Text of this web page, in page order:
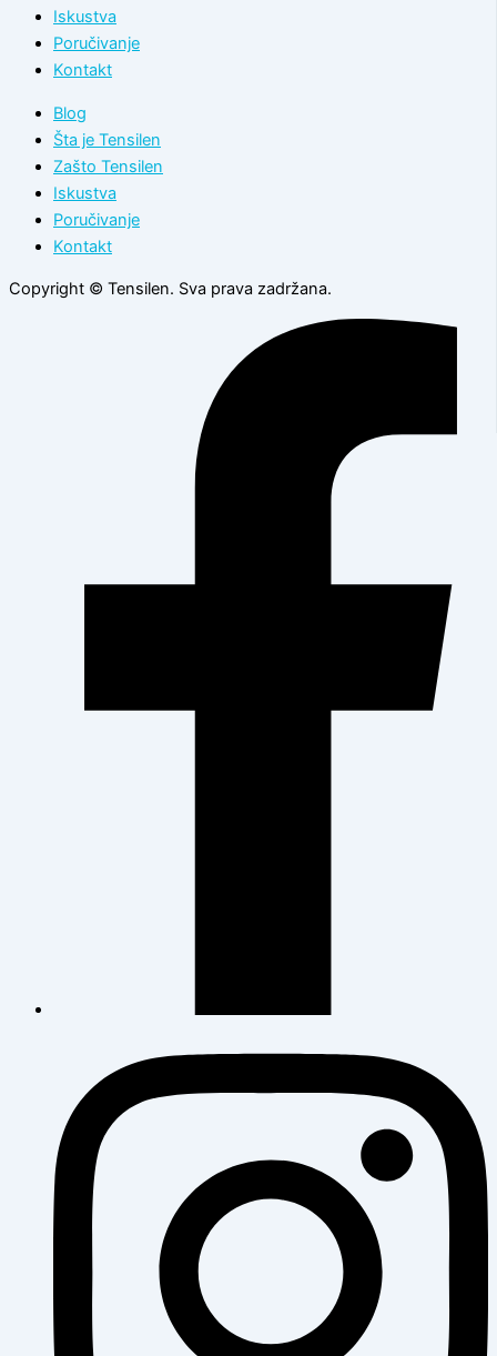
Iskustva
Poručivanje
Kontakt
Blog
Šta je Tensilen
Zašto Tensilen
Iskustva
Poručivanje
Kontakt
Copyright © Tensilen. Sva prava zadržana.